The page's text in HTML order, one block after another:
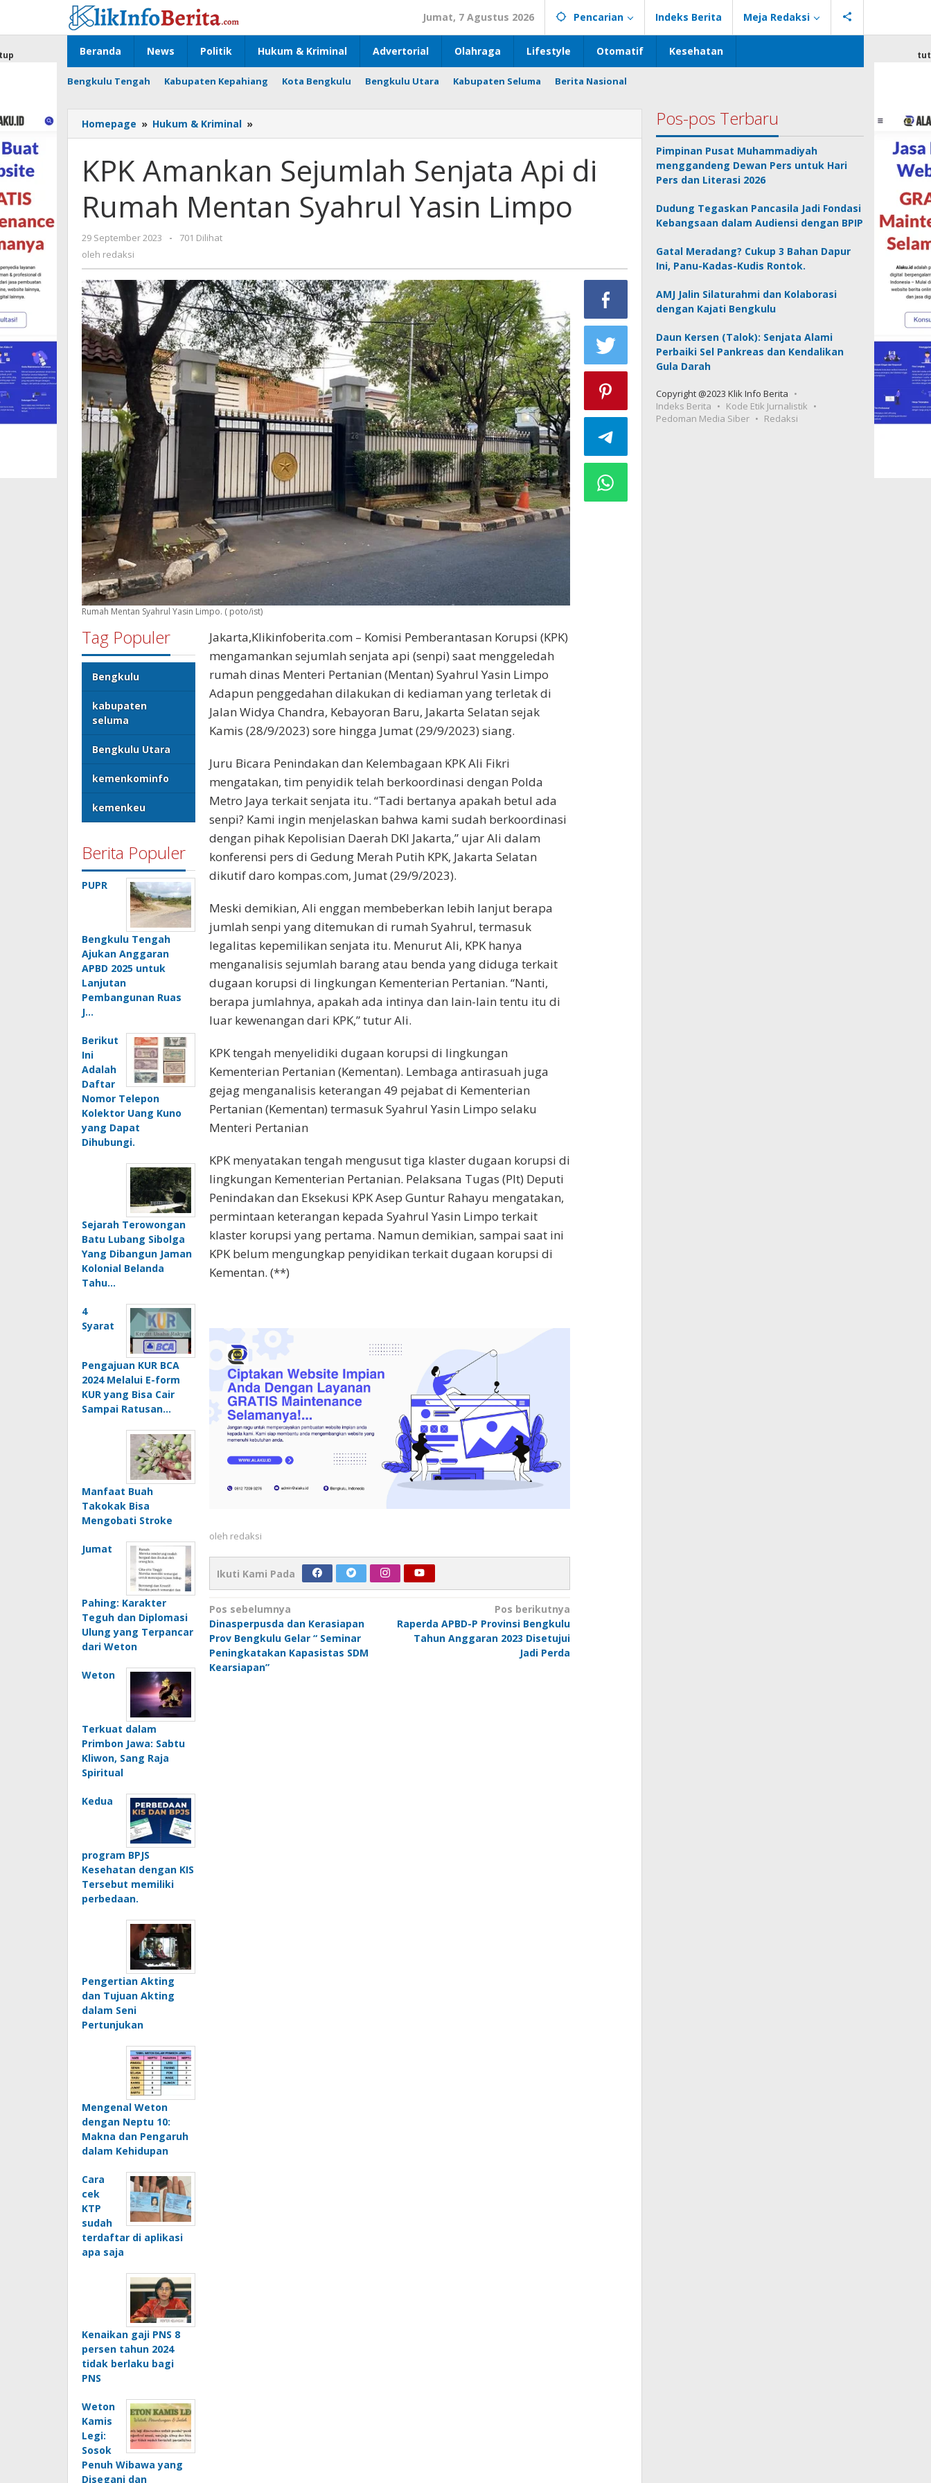
konten
Jumat, 7 Agustus 2026 Pencarian Indeks Berita Meja Redaksi
Beranda News Politik Hukum & Kriminal Advertorial Olahraga Lifestyle Otomatif Kesehatan
Bengkulu Tengah Kabupaten Kepahiang Kota Bengkulu Bengkulu Utara Kabupaten Seluma Berita Nasional
Homepage » Hukum & Kriminal »
Amankan
Senjata
Api
Rumah
Limpo
KPK Amankan Sejumlah Senjata Api di
Rumah Mentan Syahrul Yasin Limpo
29 September 2023
oleh
-
701 Dilihat
oleh redaksi
Rumah Mentan Syahrul Yasin Limpo. ( poto/ist)
Tag Populer
Bengkulu
kabupaten
seluma
Bengkulu Utara
kemenkominfo
kemenkeu
Berita Populer
PUPR
Bengkulu Tengah
Ajukan Anggaran
APBD 2025 untuk
Lanjutan
Pembangunan Ruas
J…
Berikut
Ini
Adalah
Daftar
Nomor Telepon
Kolektor Uang Kuno
yang Dapat
Dihubungi.
Sejarah Terowongan
Batu Lubang Sibolga
Yang Dibangun Jaman
Kolonial Belanda
Tahu…
4
Syarat
Pengajuan KUR BCA
2024 Melalui E-form
KUR yang Bisa Cair
Sampai Ratusan…
Manfaat Buah
Takokak Bisa
Mengobati Stroke
Jumat
Pahing: Karakter
Teguh dan Diplomasi
Ulung yang Terpancar
dari Weton
Weton
Terkuat dalam
Primbon Jawa: Sabtu
Kliwon, Sang Raja
Spiritual
Kedua
program BPJS
Kesehatan dengan KIS
Tersebut memiliki
perbedaan.
Pengertian Akting
dan Tujuan Akting
dalam Seni
Pertunjukan
Mengenal Weton
dengan Neptu 10:
Makna dan Pengaruh
dalam Kehidupan
Cara
cek
KTP
sudah
terdaftar di aplikasi
apa saja
Kenaikan gaji PNS 8
persen tahun 2024
tidak berlaku bagi
PNS
Weton
Kamis
Legi:
Sosok
Penuh Wibawa yang
Disegani dan
Jakarta,Klikinfoberita.com – Komisi Pemberantasan Korupsi (KPK)
mengamankan sejumlah senjata api (senpi) saat menggeledah
rumah dinas Menteri Pertanian (Mentan) Syahrul Yasin Limpo
Adapun penggedahan dilakukan di kediaman yang terletak di
Jalan Widya Chandra, Kebayoran Baru, Jakarta Selatan sejak
Kamis (28/9/2023) sore hingga Jumat (29/9/2023) siang.
Juru Bicara Penindakan dan Kelembagaan KPK Ali Fikri
mengatakan, tim penyidik telah berkoordinasi dengan Polda
Metro Jaya terkait senjata itu. “Tadi bertanya apakah betul ada
senpi? Kami ingin menjelaskan bahwa kami sudah berkoordinasi
dengan pihak Kepolisian Daerah DKI Jakarta,” ujar Ali dalam
konferensi pers di Gedung Merah Putih KPK, Jakarta Selatan
dikutif daro kompas.com, Jumat (29/9/2023).
Meski demikian, Ali enggan membeberkan lebih lanjut berapa
jumlah senpi yang ditemukan di rumah Syahrul, termasuk
legalitas kepemilikan senjata itu. Menurut Ali, KPK hanya
menganalisis sejumlah barang atau benda yang diduga terkait
dugaan korupsi di lingkungan Kementerian Pertanian. “Nanti,
berapa jumlahnya, apakah ada intinya dan lain-lain tentu itu di
luar kewenangan dari KPK,” tutur Ali.
KPK tengah menyelidiki dugaan korupsi di lingkungan
Kementerian Pertanian (Kementan). Lembaga antirasuah juga
gejag menganalisis keterangan 49 pejabat di Kementerian
Pertanian (Kementan) termasuk Syahrul Yasin Limpo selaku
Menteri Pertanian
KPK menyatakan tengah mengusut tiga klaster dugaan korupsi di
lingkungan Kementerian Pertanian. Pelaksana Tugas (Plt) Deputi
Penindakan dan Eksekusi KPK Asep Guntur Rahayu mengatakan,
permintaan keterangan kepada Syahrul Yasin Limpo terkait
klaster korupsi yang pertama. Namun demikian, sampai saat ini
KPK belum mengungkap penyidikan terkait dugaan korupsi di
Kementan. (**)
oleh redaksi
Ikuti Kami Pada
Navigasi
pos
Pos sebelumnya
Dinasperpusda dan Kerasiapan
Prov Bengkulu Gelar “ Seminar
Peningkatakan Kapasistas SDM
Kearsiapan”
Pos berikutnya
Raperda APBD-P Provinsi Bengkulu
Tahun Anggaran 2023 Disetujui
Jadi Perda
Pos-pos Terbaru
Pimpinan Pusat Muhammadiyah
menggandeng Dewan Pers untuk Hari
Pers dan Literasi 2026
Dudung Tegaskan Pancasila Jadi Fondasi
Kebangsaan dalam Audiensi dengan BPIP
Gatal Meradang? Cukup 3 Bahan Dapur
Ini, Panu-Kadas-Kudis Rontok.
AMJ Jalin Silaturahmi dan Kolaborasi
dengan Kajati Bengkulu
Daun Kersen (Talok): Senjata Alami
Perbaiki Sel Pankreas dan Kendalikan
Gula Darah
Copyright @2023 Klik Info Berita
Indeks Berita
Kode Etik Jurnalistik
Pedoman Media Siber
Redaksi